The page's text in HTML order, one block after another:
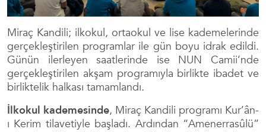
Miraç Kandili; ilkokul, ortaokul ve lise kademelerinde
gerçekleştirilen programlar ile gün boyu idrak edildi.
Günün ilerleyen saatlerinde ise NUN Camii’nde
gerçekleştirilen akşam programıyla birlikte ibadet ve
birliktelik halkası tamamlandı.
İlkokul kademesinde, Miraç Kandili programı Kur’ân-
ı Kerim tilavetiyle başladı. Ardından “Amenerrasûlü”